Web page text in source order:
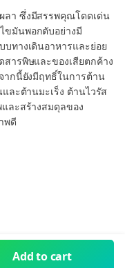
ลา ซึ่งมีสรรพคุณโดดเด่น
ขมันพอกตับอย่างมี
ทางเดินอาหารและย่อย
ารพิษและของเสียตกค้าง
ากนี้ยังมีฤทธิ์ในการต้าน
ละต้านมะเร็ง ต้านไวรัส
ละสร้างสมดุลของ
พดี
วยเทคโนโลยีทันสมัย
ด 4 กรัม และตรีผลาสด
หรือใช้เป็นผลิตภัณฑ์
บให้แข็งแรง เป็นยาระบา
Add to cart